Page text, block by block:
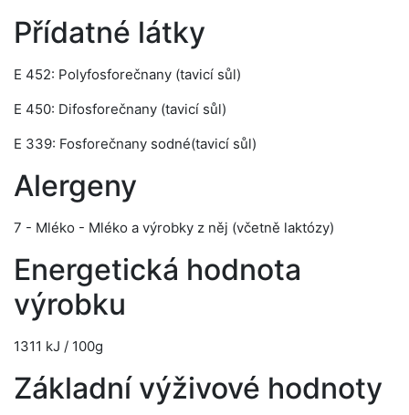
Přídatné látky
E 452: Polyfosforečnany (tavicí sůl)
E 450: Difosforečnany (tavicí sůl)
E 339: Fosforečnany sodné(tavicí sůl)
Alergeny
7 - Mléko - Mléko a výrobky z něj (včetně laktózy)
Energetická hodnota
výrobku
1311 kJ / 100g
Základní výživové hodnoty